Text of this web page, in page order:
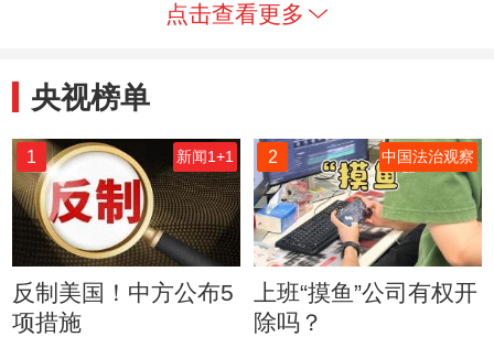
点击查看更多
央视榜单
1 新闻1+1
反制美国！中方公布5
项措施
2 中国法治观察
上班“摸鱼”公司有权开
除吗？